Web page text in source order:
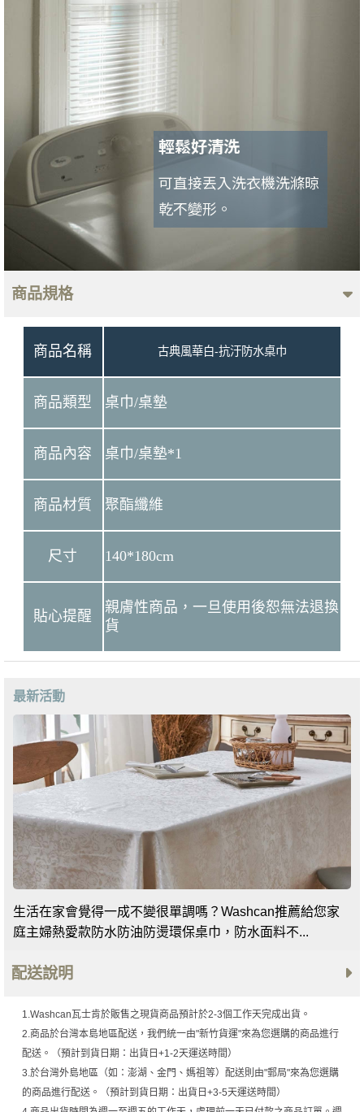
輕鬆好清洗
可直接丟入洗衣機洗滌晾
乾不變形。
商品規格
商品名稱 古典風華白-抗汙防水桌巾
商品類型 桌巾/桌墊
商品內容 桌巾/桌墊*1
商品材質 聚酯纖維
尺寸 140*180cm
貼心提醒
親膚性商品，一旦使用後恕無法退換
貨
最新活動
生活在家會覺得一成不變很單調嗎？Washcan推薦給您家
庭主婦熱愛款防水防油防燙環保桌巾，防水面料不...
配送說明
1.Washcan瓦士肯於販售之現貨商品預計於2-3個工作天完成出貨。
2.商品於台灣本島地區配送，我們統一由"新竹貨運"來為您選購的商品進行
配送。（預計到貨日期：出貨日+1-2天運送時間）
3.於台灣外島地區（如：澎湖、金門、媽祖等）配送則由"郵局"來為您選購
的商品進行配送。（預計到貨日期：出貨日+3-5天運送時間）